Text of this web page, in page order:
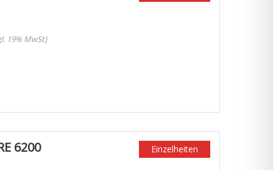
19% MwSt)
6200 Einzelheiten